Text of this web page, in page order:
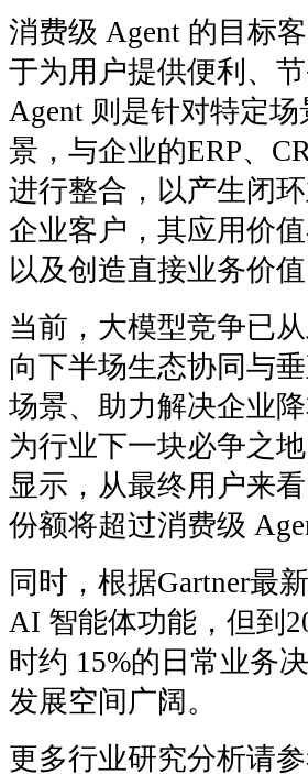
消费级 Agent 的目标
于为用户提供便利、
Agent 则是针对特定
景，与企业的ERP、
进行整合，以产生闭
企业客户，其应用价
以及创造直接业务价值
当前，大模型竞争已
向下半场生态协同与
场景、助力解决企业
为行业下一块必争之
显示，从最终用户来
份额将超过消费级
同时，根据Gartner最
AI 智能体功能，但到
时约 15%的日常业务
发展空间广阔。
更多行业研究分析请